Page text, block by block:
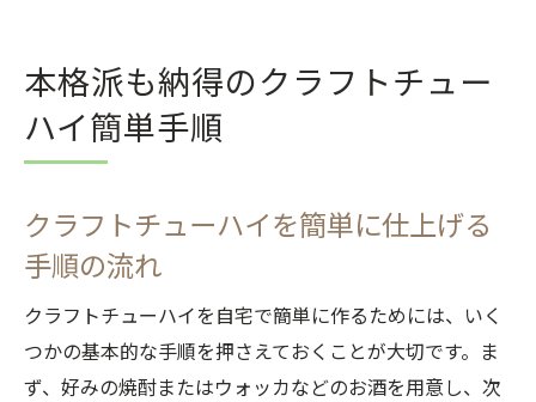
本格派も納得のクラフトチュー
ハイ簡単手順
クラフトチューハイを簡単に仕上げる
手順の流れ
クラフトチューハイを自宅で簡単に作るためには、いく
つかの基本的な手順を押さえておくことが大切です。ま
ず、好みの焼酎またはウォッカなどのお酒を用意し、次